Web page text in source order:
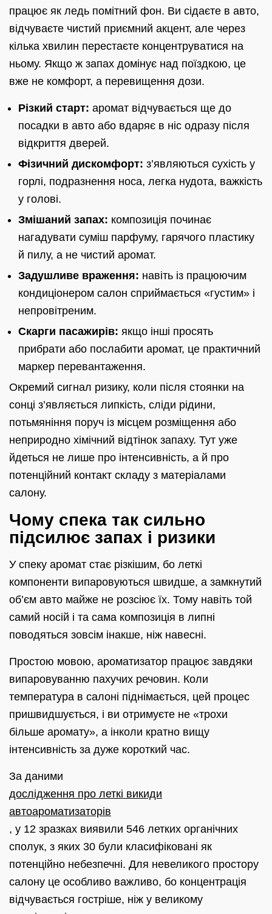
працює як ледь помітний фон. Ви сідаєте в авто,
відчуваєте чистий приємний акцент, але через
кілька хвилин перестаєте концентруватися на
ньому. Якщо ж запах домінує над поїздкою, це
вже не комфорт, а перевищення дози.
Різкий старт: аромат відчувається ще до
посадки в авто або вдаряє в ніс одразу після
відкриття дверей.
Фізичний дискомфорт: з’являються сухість у
горлі, подразнення носа, легка нудота, важкість
у голові.
Змішаний запах: композиція починає
нагадувати суміш парфуму, гарячого пластику
й пилу, а не чистий аромат.
Задушливе враження: навіть із працюючим
кондиціонером салон сприймається «густим» і
непровітреним.
Скарги пасажирів: якщо інші просять
прибрати або послабити аромат, це практичний
маркер перевантаження.
Окремий сигнал ризику, коли після стоянки на
сонці з’являється липкість, сліди рідини,
потьмяніння поруч із місцем розміщення або
неприродно хімічний відтінок запаху. Тут уже
йдеться не лише про інтенсивність, а й про
потенційний контакт складу з матеріалами
салону.
Чому спека так сильно
підсилює запах і ризики
У спеку аромат стає різкішим, бо леткі
компоненти випаровуються швидше, а замкнутий
об’єм авто майже не розсіює їх. Тому навіть той
самий носій і та сама композиція в липні
поводяться зовсім інакше, ніж навесні.
Простою мовою, ароматизатор працює завдяки
випаровуванню пахучих речовин. Коли
температура в салоні піднімається, цей процес
пришвидшується, і ви отримуєте не «трохи
більше аромату», а інколи кратно вищу
інтенсивність за дуже короткий час.
За даними
дослідження про леткі викиди
автоароматизаторів
, у 12 зразках виявили 546 летких органічних
сполук, з яких 30 були класифіковані як
потенційно небезпечні. Для невеликого простору
салону це особливо важливо, бо концентрація
відчувається гостріше, ніж у великому